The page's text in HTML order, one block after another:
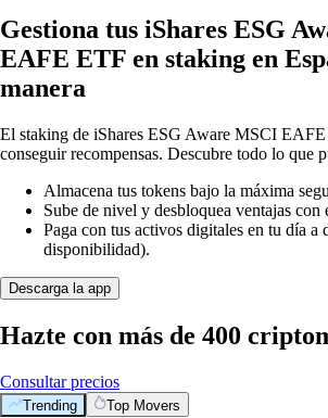
Gestiona tus iShares ESG
EAFE ETF en staking en
manera
El staking de iShares ESG Aware MSCI
conseguir recompensas. Descubre todo lo que
Almacena tus tokens bajo la máxima
Sube de nivel y desbloquea ventajas
Paga con tus activos digitales en tu día a
disponibilidad).
Descarga la app
Hazte con más de 400
Consultar precios
Trending Top Movers